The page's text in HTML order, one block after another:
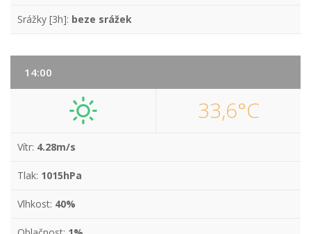
Srážky [3h]: beze srážek
14:00
33,6°C
Vítr: 4.28m/s
Tlak: 1015hPa
Vlhkost: 40%